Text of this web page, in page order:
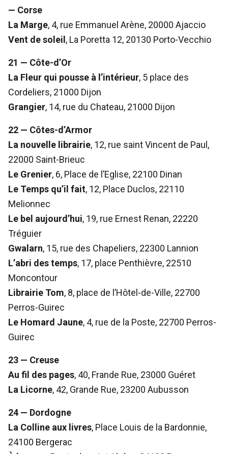
— Corse
La Marge, 4, rue Emmanuel Arène, 20000 Ajaccio
Vent de soleil , La Poretta 12, 20130 Porto-Vecchio
21 — Côte-d’Or
La Fleur qui pousse à l’intérieur, 5 place des
Cordeliers, 21000 Dijon
Grangier, 14, rue du Chateau, 21000 Dijon
22 — Côtes-d’Armor
La nouvelle librairie, 12, rue saint Vincent de Paul,
22000 Saint-Brieuc
Le Grenier, 6, Place de l’Eglise, 22100 Dinan
Le Temps qu’il fait, 12, Place Duclos, 22110
Melionnec
Le bel aujourd’hui, 19, rue Ernest Renan, 22220
Tréguier
Gwalarn, 15, rue des Chapeliers, 22300 Lannion
L’abri des temps, 17, place Penthièvre, 22510
Moncontour
Librairie Tom, 8, place de l’Hôtel-de-Ville, 22700
Perros-Guirec
Le Homard Jaune, 4, rue de la Poste, 22700 Perros-
Guirec
23 — Creuse
Au fil des pages, 40, Frande Rue, 23000 Guéret
La Licorne, 42, Grande Rue, 23200 Aubusson
24 — Dordogne
La Colline aux livres, Place Louis de la Bardonnie,
24100 Bergerac